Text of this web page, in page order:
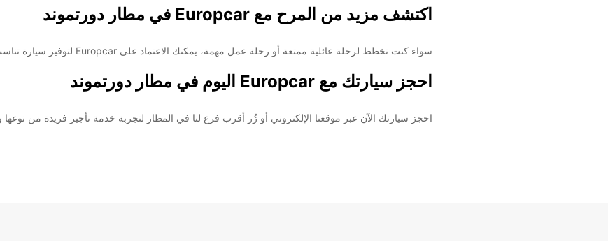
اكتشف مزيد من المرح مع Europcar في مطار دورتموند
سواء كنت تخطط لرحلة عائلية ممتعة أو رحلة عمل مهمة، يمكنك الاعتماد على Europcar لتوفير سيارة تناسب احتياجاتك وتجربة قيادة مريحة وآمنة.
احجز سيارتك مع Europcar اليوم في مطار دورتموند
احجز سيارتك الآن عبر موقعنا الإلكتروني أو زُر أقرب فرع لنا في المطار لتجربة خدمة تأجير فريدة من